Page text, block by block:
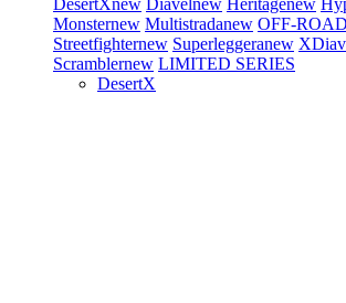
DesertXnew Diavelnew Heritagenew
Monsternew Multistradanew OFF-ROAD
Streetfighternew Superleggeranew
Scramblernew LIMITED SERIES
DesertX